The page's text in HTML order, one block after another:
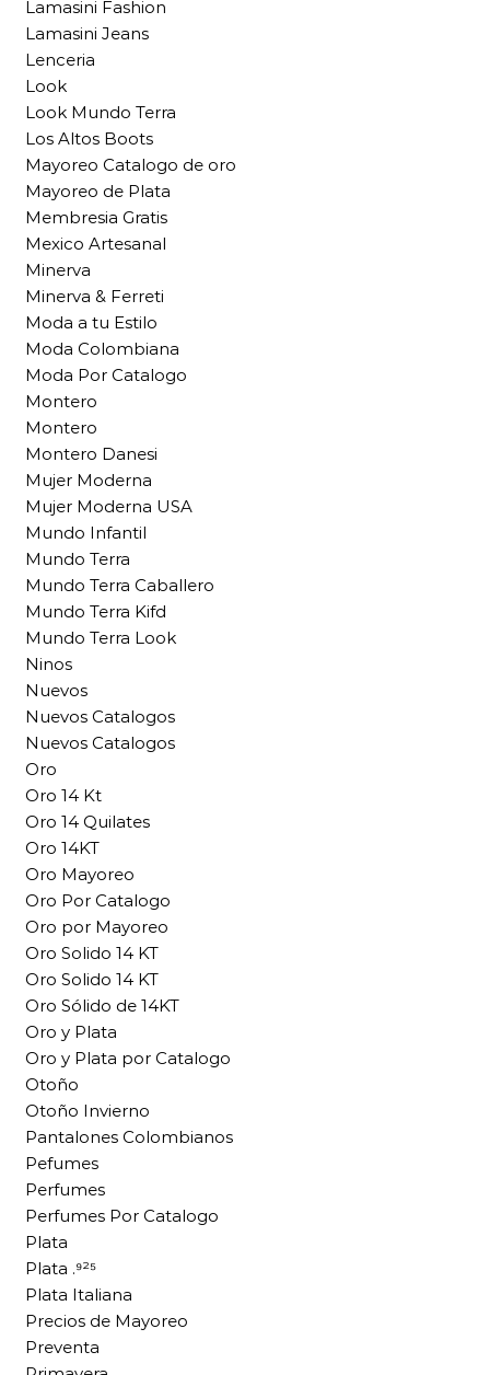
Lamasini Fashion
Lamasini Jeans
Lenceria
Look
Look Mundo Terra
Los Altos Boots
Mayoreo Catalogo de oro
Mayoreo de Plata
Membresia Gratis
Mexico Artesanal
Minerva
Minerva & Ferreti
Moda a tu Estilo
Moda Colombiana
Moda Por Catalogo
Montero
Montero
Montero Danesi
Mujer Moderna
Mujer Moderna USA
Mundo Infantil
Mundo Terra
Mundo Terra Caballero
Mundo Terra Kifd
Mundo Terra Look
Ninos
Nuevos
Nuevos Catalogos
Nuevos Catalogos
Oro
Oro 14 Kt
Oro 14 Quilates
Oro 14KT
Oro Mayoreo
Oro Por Catalogo
Oro por Mayoreo
Oro Solido 14 KT
Oro Solido 14 KT
Oro Sólido de 14KT
Oro y Plata
Oro y Plata por Catalogo
Otoño
Otoño Invierno
Pantalones Colombianos
Pefumes
Perfumes
Perfumes Por Catalogo
Plata
Plata .⁹²⁵
Plata Italiana
Precios de Mayoreo
Preventa